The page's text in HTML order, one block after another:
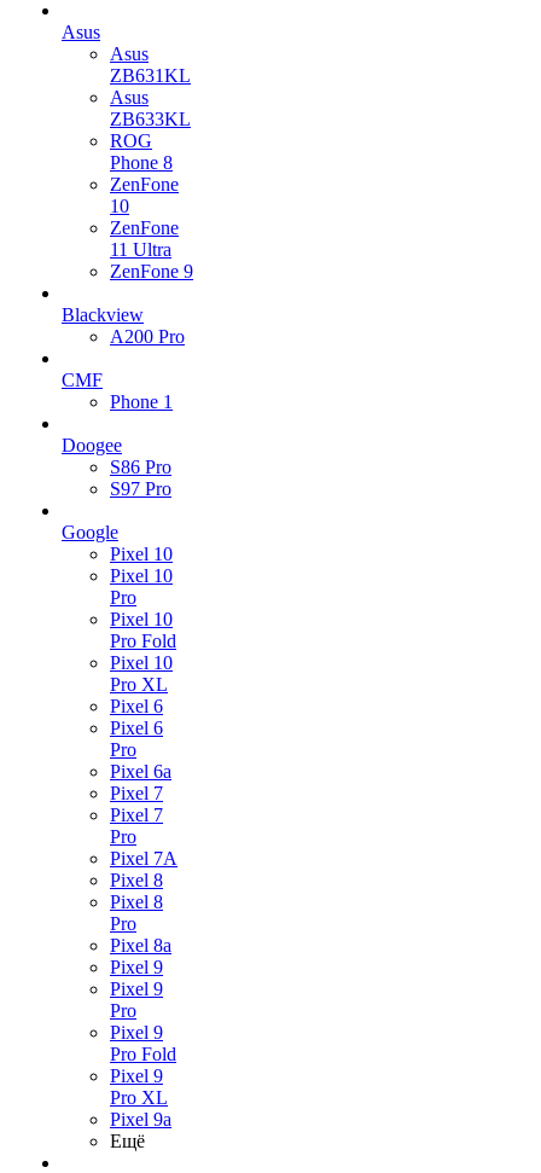
Asus
Asus
ZB631KL
Asus
ZB633KL
ROG
Phone 8
ZenFone
10
ZenFone
11 Ultra
ZenFone 9
Blackview
A200 Pro
CMF
Phone 1
Doogee
S86 Pro
S97 Pro
Google
Pixel 10
Pixel 10
Pro
Pixel 10
Pro Fold
Pixel 10
Pro XL
Pixel 6
Pixel 6
Pro
Pixel 6a
Pixel 7
Pixel 7
Pro
Pixel 7A
Pixel 8
Pixel 8
Pro
Pixel 8a
Pixel 9
Pixel 9
Pro
Pixel 9
Pro Fold
Pixel 9
Pro XL
Pixel 9a
Ещё